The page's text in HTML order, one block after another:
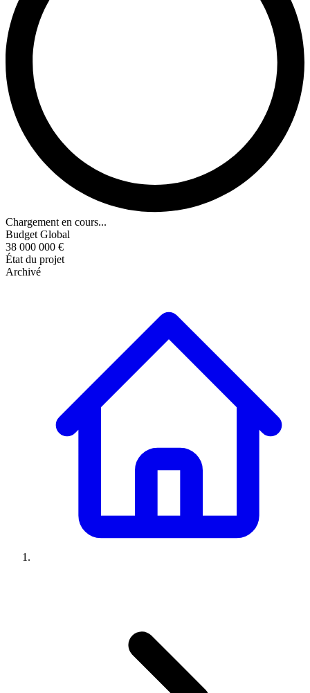
Chargement en cours...
Budget Global
38 000 000 €
État du projet
Archivé